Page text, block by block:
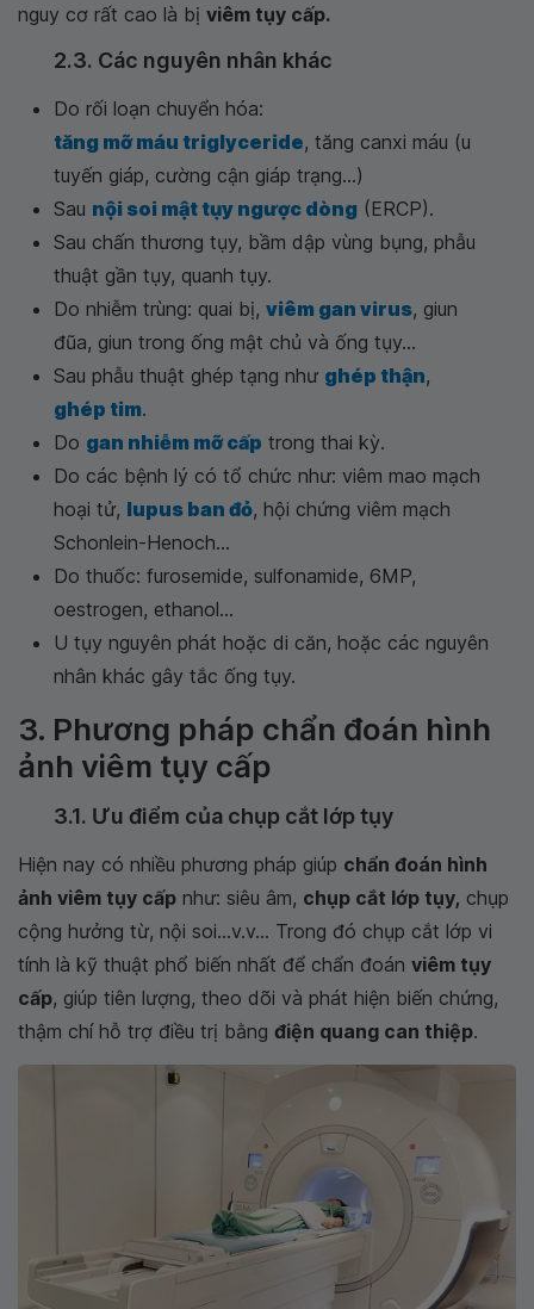
nguy cơ rất cao là bị viêm tụy cấp.
2.3. Các nguyên nhân khác
Do rối loạn chuyển hóa:
tăng mỡ máu triglyceride, tăng canxi máu (u
tuyến giáp, cường cận giáp trạng...)
Sau nội soi mật tụy ngược dòng (ERCP).
Sau chấn thương tụy, bầm dập vùng bụng, phẫu
thuật gần tụy, quanh tụy.
Do nhiễm trùng: quai bị, viêm gan virus, giun
đũa, giun trong ống mật chủ và ống tụy...
Sau phẫu thuật ghép tạng như ghép thận,
ghép tim.
Do gan nhiễm mỡ cấp trong thai kỳ.
Do các bệnh lý có tổ chức như: viêm mao mạch
hoại tử, lupus ban đỏ, hội chứng viêm mạch
Schonlein-Henoch...
Do thuốc: furosemide, sulfonamide, 6MP,
oestrogen, ethanol...
U tụy nguyên phát hoặc di căn, hoặc các nguyên
nhân khác gây tắc ống tụy.
3. Phương pháp chẩn đoán hình
ảnh viêm tụy cấp
3.1. Ưu điểm của chụp cắt lớp tụy
Hiện nay có nhiều phương pháp giúp chẩn đoán hình
ảnh viêm tụy cấp như: siêu âm, chụp cắt lớp tụy, chụp
cộng hưởng từ, nội soi...v.v... Trong đó chụp cắt lớp vi
tính là kỹ thuật phổ biến nhất để chẩn đoán viêm tụy
cấp, giúp tiên lượng, theo dõi và phát hiện biến chứng,
thậm chí hỗ trợ điều trị bằng điện quang can thiệp.